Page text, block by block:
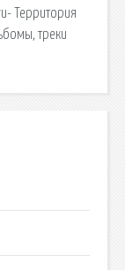
Территория
треки